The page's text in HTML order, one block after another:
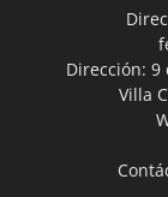
Dirección: 9
Villa